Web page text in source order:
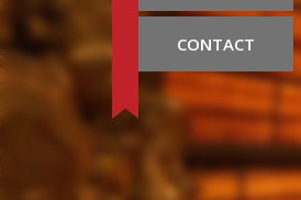
CONTACT